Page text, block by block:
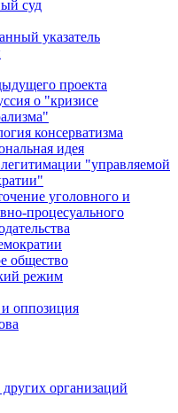
суд
указатель
проекта
о "кризисе
консерватизма
идея
"управляемой
уголовного и
процесуального
общество
режим
оппозиция
организаций